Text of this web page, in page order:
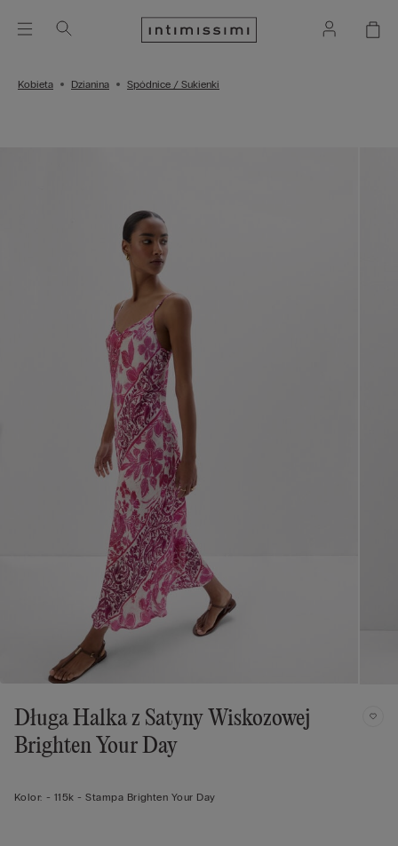
Kobieta Dzianina Spódnice / Sukienki
Długa Halka z Satyny Wiskozowej
Brighten Your Day
Kolor: - 115k - Stampa Brighten Your Day